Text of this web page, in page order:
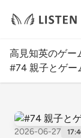
高見知英のゲー
#74 親子とゲー
2026-06-27